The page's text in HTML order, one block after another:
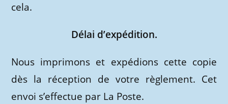
cela.
Délai d’expédition.
Nous imprimons et expédions cette copie
dès la réception de votre règlement. Cet
envoi s’effectue par La Poste.